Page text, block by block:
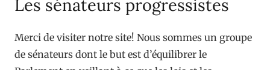
Les sénateurs progressistes
Merci de visiter notre site! Nous sommes un groupe
de sénateurs dont le but est d’équilibrer le